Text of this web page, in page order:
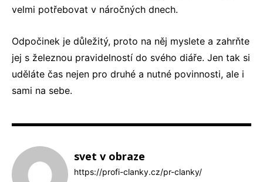
velmi potřebovat v náročných dnech.
Odpočinek je důležitý, proto na něj myslete a zahrňte
jej s železnou pravidelností do svého diáře. Jen tak si
uděláte čas nejen pro druhé a nutné povinnosti, ale i
sami na sebe.
svet v obraze
https://profi-clanky.cz/pr-clanky/